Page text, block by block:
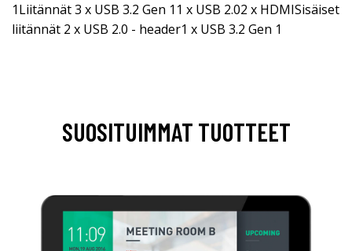
1Liitännät 3 x USB 3.2 Gen 11 x USB 2.02 x HDMISisäiset
liitännät 2 x USB 2.0 - header1 x USB 3.2 Gen 1
SUOSITUIMMAT TUOTTEET